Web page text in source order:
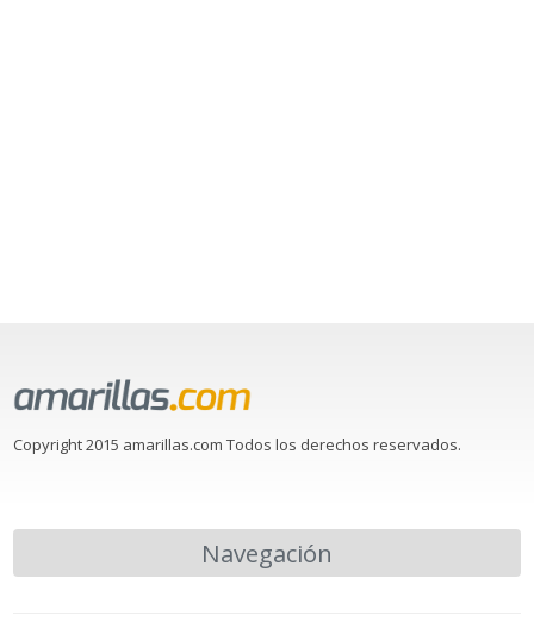
Copyright 2015 amarillas.com Todos los derechos reservados.
Navegación